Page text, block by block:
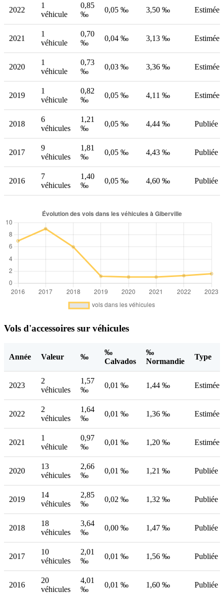
2022
1
véhicule
0,85
‰
0,05 ‰ 3,50 ‰ Estimée
2021
1
véhicule
0,70
‰
0,04 ‰ 3,13 ‰ Estimée
2020
1
véhicule
0,73
‰
0,03 ‰ 3,36 ‰ Estimée
2019
1
véhicule
0,82
‰
0,05 ‰ 4,11 ‰ Estimée
2018
6
véhicules
1,21
‰
0,05 ‰ 4,44 ‰ Publiée
2017
9
véhicules
1,81
‰
0,05 ‰ 4,43 ‰ Publiée
2016
7
véhicules
1,40
‰
0,05 ‰ 4,60 ‰ Publiée
Vols d'accessoires sur véhicules
Année Valeur ‰
‰
Calvados
‰
Normandie
Type
2023
2
véhicules
1,57
‰
0,01 ‰ 1,44 ‰ Estimée
2022
2
véhicules
1,64
‰
0,01 ‰ 1,36 ‰ Estimée
2021
1
véhicule
0,97
‰
0,01 ‰ 1,20 ‰ Estimée
2020
13
véhicules
2,66
‰
0,01 ‰ 1,21 ‰ Publiée
2019
14
véhicules
2,85
‰
0,02 ‰ 1,32 ‰ Publiée
2018
18
véhicules
3,64
‰
0,00 ‰ 1,47 ‰ Publiée
2017
10
véhicules
2,01
‰
0,01 ‰ 1,56 ‰ Publiée
2016
20
véhicules
4,01
‰
0,01 ‰ 1,60 ‰ Publiée